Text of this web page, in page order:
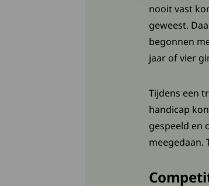
nooit vast
geweest.
begonnen
jaar of vier
Tijdens een
handicap
gespeeld en
meegedaan.